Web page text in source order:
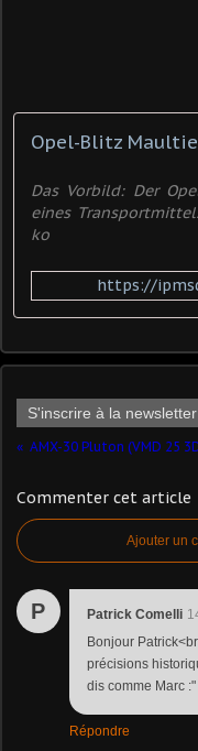
Opel-Blitz
Das Vorbild: Der
eines
ko
https://
S'inscrire à la newsletter
Commenter cet article
Ajouter un
P Patrick Comelli
Bonjour
précisions
dis comme Marc
Répondre